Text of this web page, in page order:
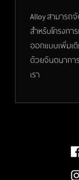
Alloy สามารถจั
สำหรับโครงก
ออกแบบเพิ่มเติ
ด้วยจินตนากา
เรา